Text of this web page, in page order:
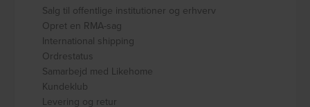
Salg til offentlige institutioner og erhverv
Opret en RMA-sag
International shipping
Ordrestatus
Samarbejd med Likehome
Kundeklub
Levering og retur